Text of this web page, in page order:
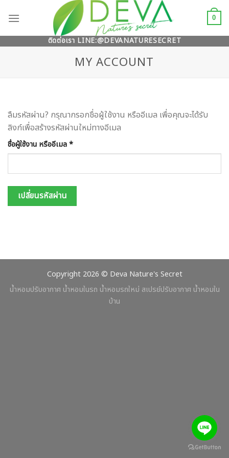
0
ติดต่อเรา LINE:@DEVANATURESECRET
MY ACCOUNT
ลืมรหัสผ่าน? กรุณากรอกชื่อผู้ใช้งาน หรืออีเมล เพื่อคุณจะได้รับ
ลิงก์เพื่อสร้างรหัสผ่านใหม่ทางอีเมล
ชื่อผู้ใช้งาน หรืออีเมล*ต้องการ
เปลี่ยนรหัสผ่าน
Copyright 2026 © Deva Nature's Secret
น้ำหอมปรับอากาศ น้ำหอมในรถ น้ำหอมรถใหม่ สเปรย์ปรับอากาศ น้ำหอมใน
บ้าน